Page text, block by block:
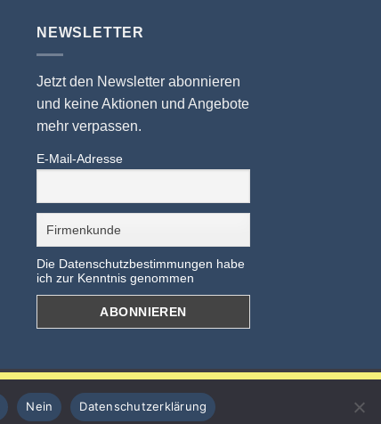
NEWSLETTER
Jetzt den Newsletter abonnieren
und keine Aktionen und Angebote
mehr verpassen.
E-Mail-Adresse
Die Datenschutzbestimmungen habe
ich zur Kenntnis genommen
Nein Datenschutzerklärung